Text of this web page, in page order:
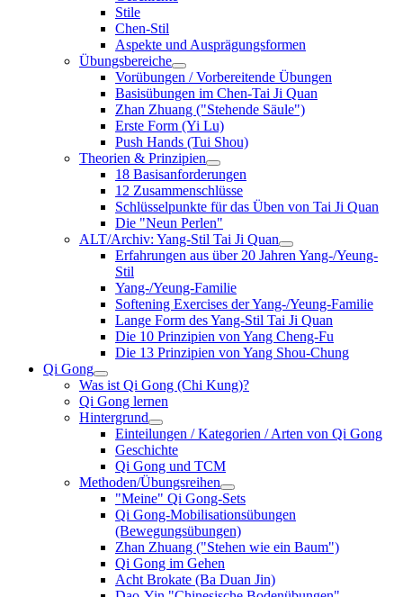
Stile
Chen-Stil
Aspekte und Ausprägungsformen
Übungsbereiche
Vorübungen / Vorbereitende Übungen
Basisübungen im Chen-Tai Ji Quan
Zhan Zhuang ("Stehende Säule")
Erste Form (Yi Lu)
Push Hands (Tui Shou)
Theorien & Prinzipien
18 Basisanforderungen
12 Zusammenschlüsse
Schlüsselpunkte für das Üben von Tai Ji Quan
Die "Neun Perlen"
ALT/Archiv: Yang-Stil Tai Ji Quan
Erfahrungen aus über 20 Jahren Yang-/Yeung-
Stil
Yang-/Yeung-Familie
Softening Exercises der Yang-/Yeung-Familie
Lange Form des Yang-Stil Tai Ji Quan
Die 10 Prinzipien von Yang Cheng-Fu
Die 13 Prinzipien von Yang Shou-Chung
Qi Gong
Was ist Qi Gong (Chi Kung)?
Qi Gong lernen
Hintergrund
Einteilungen / Kategorien / Arten von Qi Gong
Geschichte
Qi Gong und TCM
Methoden/Übungsreihen
"Meine" Qi Gong-Sets
Qi Gong-Mobilisationsübungen
(Bewegungsübungen)
Zhan Zhuang ("Stehen wie ein Baum")
Qi Gong im Gehen
Acht Brokate (Ba Duan Jin)